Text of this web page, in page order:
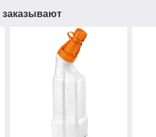
заказывают